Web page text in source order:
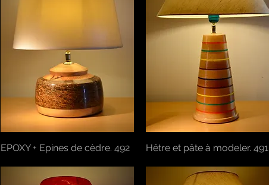
Aperçu rapide
EPOXY + Epines de cèdre. 492 Aperçu rapide
Hêtre et pâte à modeler. 491